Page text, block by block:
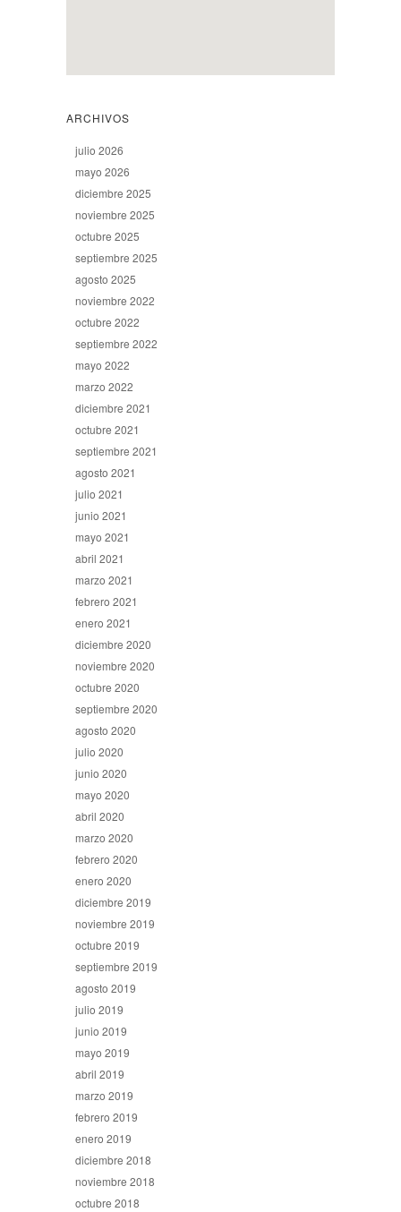
ARCHIVOS
julio 2026
mayo 2026
diciembre 2025
noviembre 2025
octubre 2025
septiembre 2025
agosto 2025
noviembre 2022
octubre 2022
septiembre 2022
mayo 2022
marzo 2022
diciembre 2021
octubre 2021
septiembre 2021
agosto 2021
julio 2021
junio 2021
mayo 2021
abril 2021
marzo 2021
febrero 2021
enero 2021
diciembre 2020
noviembre 2020
octubre 2020
septiembre 2020
agosto 2020
julio 2020
junio 2020
mayo 2020
abril 2020
marzo 2020
febrero 2020
enero 2020
diciembre 2019
noviembre 2019
octubre 2019
septiembre 2019
agosto 2019
julio 2019
junio 2019
mayo 2019
abril 2019
marzo 2019
febrero 2019
enero 2019
diciembre 2018
noviembre 2018
octubre 2018